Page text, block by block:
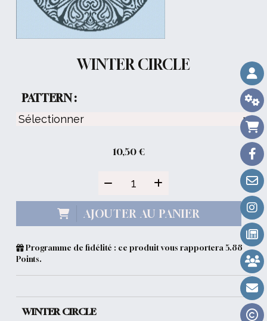
WINTER CIRCLE
PATTERN :
10,50 €
AJOUTER AU PANIER
Programme de fidélité : ce produit vous rapportera5.88
Points.
WINTER CIRCLE